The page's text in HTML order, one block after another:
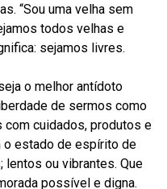
“Sou uma velha sem
todos velhas e
sejamos livres.
o melhor antídoto
de sermos como
com cuidados, produtos e
estado de espírito de
lentos ou vibrantes. Que
possível e digna.